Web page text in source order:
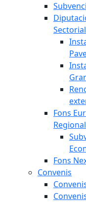
Fons
Fons
Convenis